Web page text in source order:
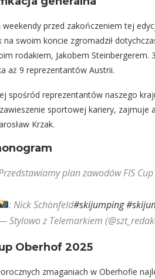
weekendy przed zakończeniem tej
na swoim koncie zgromadził
rodakiem, Jakobem
aż 9 reprezentantów Austrii.
spośród reprezentantów naszego
zawieszenie sportowej kariery,
Krzak.
plan zawodów FIS
: Nick Schönfeld#skijumping
Stylowo z Telemarkiem
Oberhof 2025
zmaganiach w Oberhofie